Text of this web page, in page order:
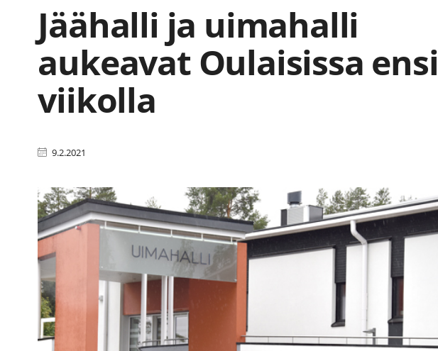
Jäähalli ja uimahalli
aukeavat Oulaisissa ensi
viikolla
9.2.2021